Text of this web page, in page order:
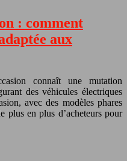
: comment
aux
connaît une mutation
des véhicules électriques
avec des modèles phares
plus en plus d’acheteurs pour